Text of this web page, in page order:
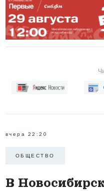
вчера 22:20
ОБЩЕСТВО
В